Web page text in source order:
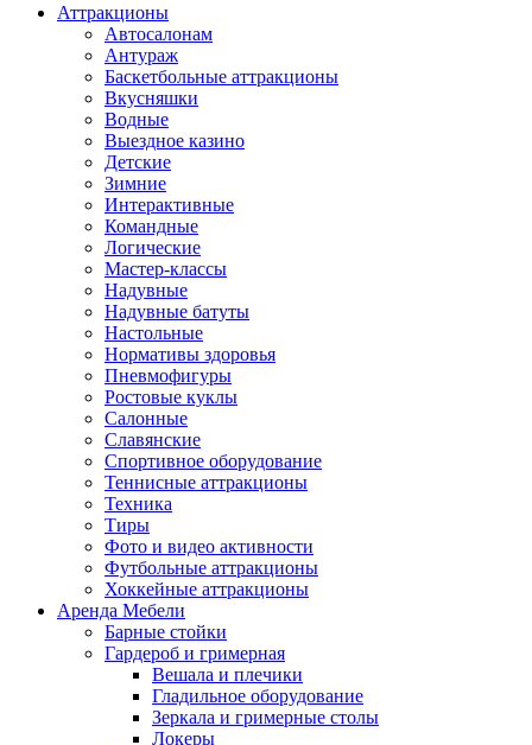
Аттракционы
Автосалонам
Антураж
Баскетбольные аттракционы
Вкусняшки
Водные
Выездное казино
Детские
Зимние
Интерактивные
Командные
Логические
Мастер-классы
Надувные
Надувные батуты
Настольные
Нормативы здоровья
Пневмофигуры
Ростовые куклы
Салонные
Славянские
Спортивное оборудование
Теннисные аттракционы
Техника
Тиры
Фото и видео активности
Футбольные аттракционы
Хоккейные аттракционы
Аренда Мебели
Барные стойки
Гардероб и гримерная
Вешала и плечики
Гладильное оборудование
Зеркала и гримерные столы
Локеры